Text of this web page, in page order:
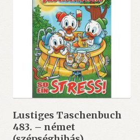
Lustiges Taschenbuch
483. – német